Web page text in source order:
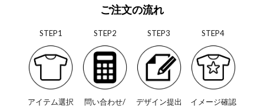
ご注文の流れ
STEP1
アイテム選択
STEP2
問い合わせ/
STEP3
デザイン提出
STEP4
イメージ確認